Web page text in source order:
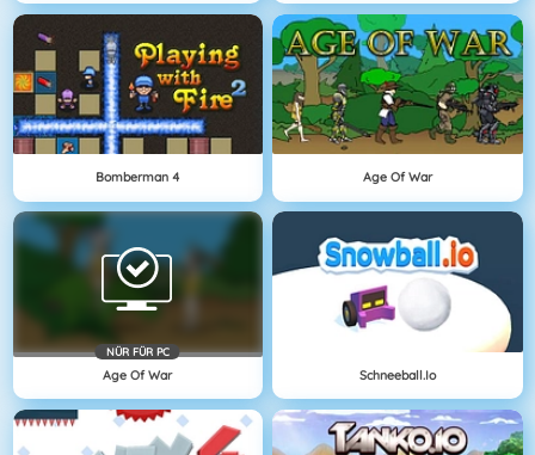
Bomberman 4 Age Of War
NÜR FÜR PC
Age Of War Schneeball.io